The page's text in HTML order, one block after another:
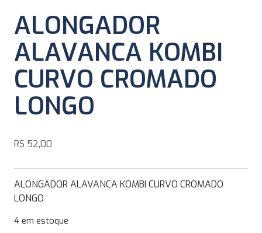
ALONGADOR
ALAVANCA KOMBI
CURVO CROMADO
LONGO
R$ 52,00
ALONGADOR ALAVANCA KOMBI CURVO CROMADO
LONGO
4 em estoque